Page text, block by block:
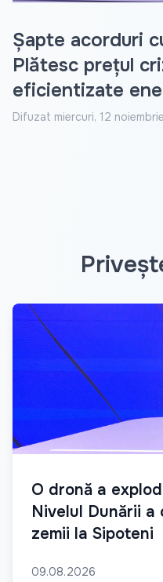
Șapte acorduri
Plătesc prețul
eficientizate
Difuzat miercuri, 12
O dronă a
Nivelul Dunării
zemii la Sipoteni
09.08.2026